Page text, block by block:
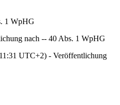
1 WpHG
nach -- 40 Abs. 1 WpHG
UTC+2) - Veröffentlichung